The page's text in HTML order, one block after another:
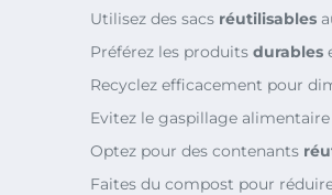
Utilisez des sacs réutilisables
Préférez les produits durables
Recyclez efficacement pour
Evitez le gaspillage
Optez pour des contenants
Faites du compost pour